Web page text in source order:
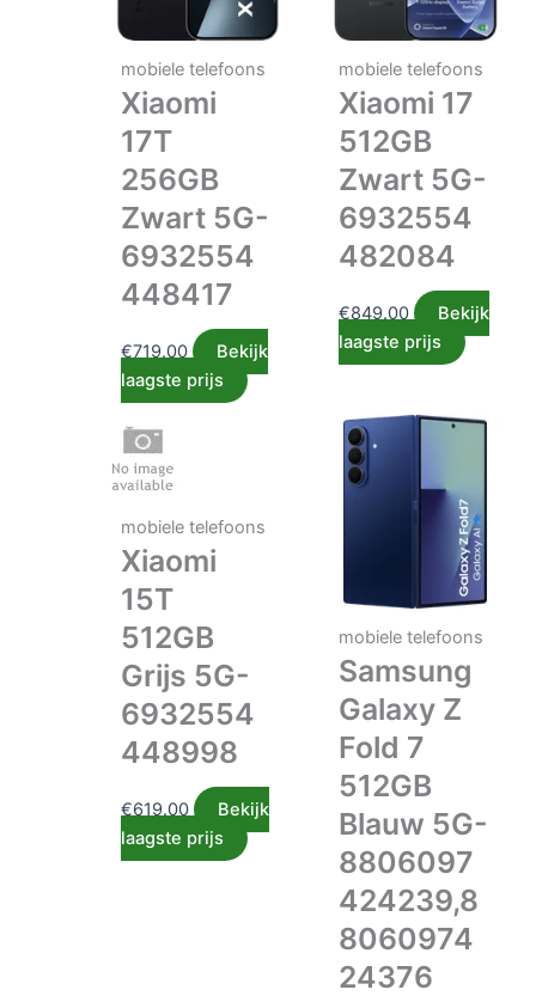
mobiele telefoons
Xiaomi
17T
256GB
Zwart 5G-
6932554
448417
€719.00
Bekijk
laagste prijs
mobiele telefoons
Xiaomi 17
512GB
Zwart 5G-
6932554
482084
€849.00
Bekijk
laagste prijs
mobiele telefoons
Xiaomi
15T
512GB
Grijs 5G-
6932554
448998
€619.00
Bekijk
laagste prijs
mobiele telefoons
Samsung
Galaxy Z
Fold 7
512GB
Blauw 5G-
8806097
424239,8
8060974
24376